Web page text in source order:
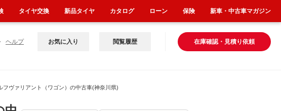
ヘルプ 在庫確認・見積り依頼
お気に入り 閲覧履歴
フヴァリアント（ワゴン）の中古車(神奈川県)
タイヤ交換 新品タイヤ カタログ ローン 保険 新車・中古車マガジン